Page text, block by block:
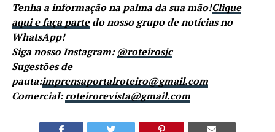
Tenha a informação na palma da sua mão!Clique
aqui e faça partedo nosso grupo de notícias no
WhatsApp!
Siga nosso Instagram:@roteirosjc
Sugestões de
pauta:imprensaportalroteiro@gmail.com
Comercial:roteirorevista@gmail.com